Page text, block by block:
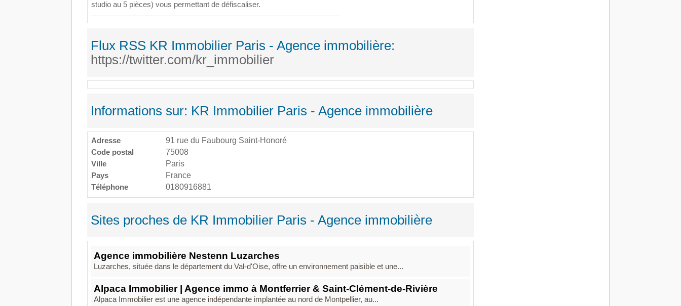
studio au 5 pièces) vous permettant de défiscaliser.
Flux RSS KR Immobilier Paris - Agence immobilière:
https://twitter.com/kr_immobilier
Informations sur: KR Immobilier Paris - Agence immobilière
Adresse
91 rue du Faubourg Saint-Honoré
Code postal
75008
Ville
Paris
Pays
France
Téléphone
0180916881
Sites proches de KR Immobilier Paris - Agence immobilière
Agence immobilière Nestenn Luzarches
Luzarches, située dans le département du Val-d'Oise, offre un environnement paisible et une...
Alpaca Immobilier | Agence immo à Montferrier & Saint-Clément-de-Rivière
Alpaca Immobilier est une agence indépendante implantée au nord de Montpellier, au...